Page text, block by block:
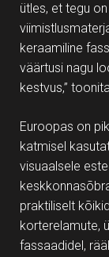
ütles, et tegu
keraamiline
väärtusi nagu
kestvus,”
Euroopas on
katmisel
visuaalsele
praktiliselt
korterelamute,
fassaadidel,